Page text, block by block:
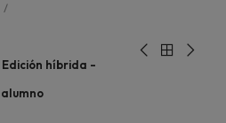
híbrida -